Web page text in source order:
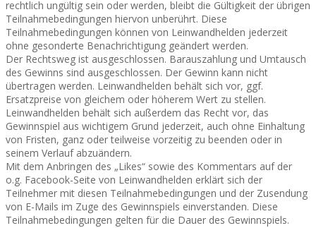
rechtlich ungültig sein oder werden, bleibt die Gültigkeit der übrigen
Teilnahmebedingungen hiervon unberührt. Diese
Teilnahmebedingungen können von Leinwandhelden jederzeit
ohne gesonderte Benachrichtigung geändert werden.
Der Rechtsweg ist ausgeschlossen. Barauszahlung und Umtausch
des Gewinns sind ausgeschlossen. Der Gewinn kann nicht
übertragen werden. Leinwandhelden behält sich vor, ggf.
Ersatzpreise von gleichem oder höherem Wert zu stellen.
Leinwandhelden behält sich außerdem das Recht vor, das
Gewinnspiel aus wichtigem Grund jederzeit, auch ohne Einhaltung
von Fristen, ganz oder teilweise vorzeitig zu beenden oder in
seinem Verlauf abzuändern.
Mit dem Anbringen des „Likes“ sowie des Kommentars auf der
o.g. Facebook-Seite von Leinwandhelden erklärt sich der
Teilnehmer mit diesen Teilnahmebedingungen und der Zusendung
von E-Mails im Zuge des Gewinnspiels einverstanden. Diese
Teilnahmebedingungen gelten für die Dauer des Gewinnspiels.